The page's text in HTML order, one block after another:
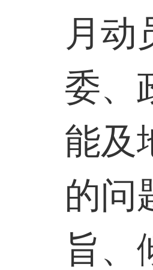
月动
委、
能及
的问
旨、